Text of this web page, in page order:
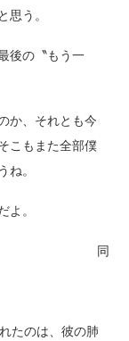
う。
後の〝もう一
か、それとも今
こもまた全部僕
。
。
同
たのは、彼の肺